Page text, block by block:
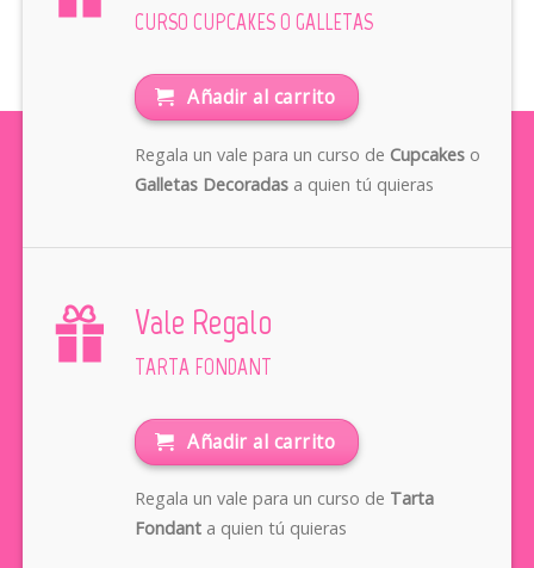
CURSO CUPCAKES O GALLETAS
Añadir al carrito
Regala un vale para un curso de Cupcakeso
Galletas Decoradasa quien tú quieras
Vale Regalo
TARTA FONDANT
Añadir al carrito
Regala un vale para un curso de Tarta
Fondanta quien tú quieras